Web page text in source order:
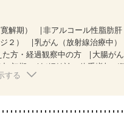
解期）
非アルコール性脂肪肝
２）
乳がん（放射線治療中）
方・経過観察中の方
大腸が
(初期)
妊婦健診・体重増加が
節リウマチ
する